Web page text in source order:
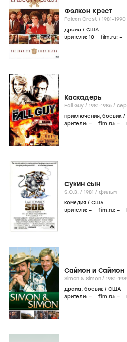
Фэлкон Крест
Falcon Crest / 1981-1990
драма / США
зрители: 10 film.ru: –
Каскадеры
Fall Guy / 1981-1986 /
приключения, боевик /
зрители: – film.ru: –
Сукин сын
S.O.B. / 1981 / фильм
комедия / США
зрители: – film.ru: –
Саймон и Саймон
Simon & Simon / 1981-
драма, боевик / США
зрители: – film.ru: –